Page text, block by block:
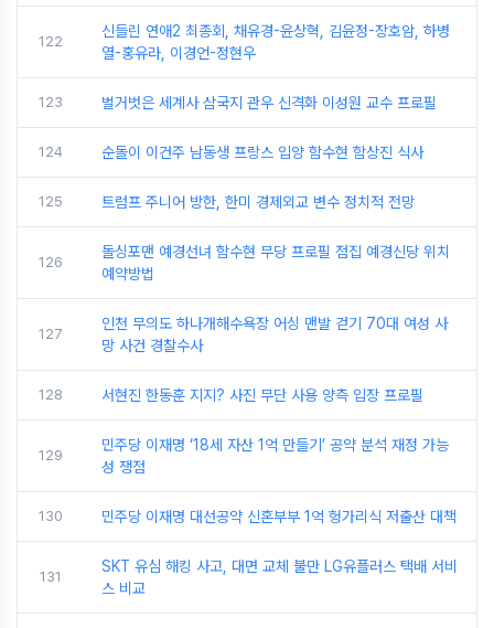
122
신들린 연애2 최종회, 채유경-윤상혁, 김윤정-장호암, 하병
열-홍유라, 이경언-정현우
123 벌거벗은 세계사 삼국지 관우 신격화 이성원 교수 프로필
124 순돌이 이건주 남동생 프랑스 입양 함수현 함상진 식사
125 트럼프 주니어 방한, 한미 경제외교 변수 정치적 전망
126
돌싱포맨 예경선녀 함수현 무당 프로필 점집 예경신당 위치
예약방법
127
인천 무의도 하나개해수욕장 어싱 맨발 걷기 70대 여성 사
망 사건 경찰수사
128 서현진 한동훈 지지? 사진 무단 사용 양측 입장 프로필
129
민주당 이재명 ‘18세 자산 1억 만들기’ 공약 분석 재정 가능
성 쟁점
130 민주당 이재명 대선공약 신혼부부 1억 헝가리식 저출산 대책
131
SKT 유심 해킹 사고, 대면 교체 불만 LG유플러스 택배 서비
스 비교